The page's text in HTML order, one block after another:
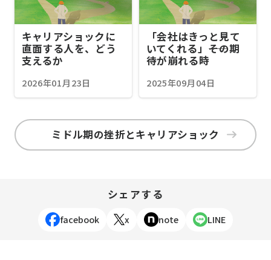
キャリアショックに
直面する人を、どう
支えるか
2026年01月23日
「会社はきっと見て
いてくれる」――その期
待が崩れる時
2025年09月04日
ミドル期の挫折とキャリアショック
シェアする
facebook x note LINE